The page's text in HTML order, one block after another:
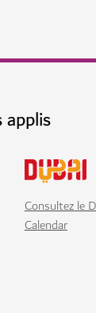
applis
Consultez le
Calendar